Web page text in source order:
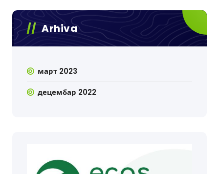
Arhiva
март 2023
децембар 2022